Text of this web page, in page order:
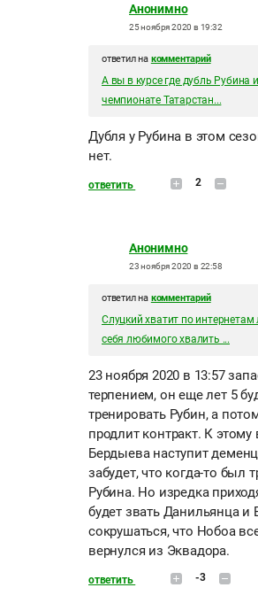
Анонимно
25 ноября 2020 в 19:32
ответил на комментарий
А вы в курсе где дубль Рубина
чемпионате Татарстан...
Дубля у Рубина в этом
нет.
ответить 2
Анонимно
23 ноября 2020 в 22:58
ответил на комментарий
Слуцкий хватит по интернетам
себя любимого хвалить ...
23 ноября 2020 в 13:57
терпением, он еще лет 5
тренировать Рубин, а
продлит контракт. К этому
Бердыева наступит
забудет, что когда-то был
Рубина. Но изредка
будет звать Данильянца и
сокрушаться, что Нобоа
вернулся из Эквадора.
ответить -3